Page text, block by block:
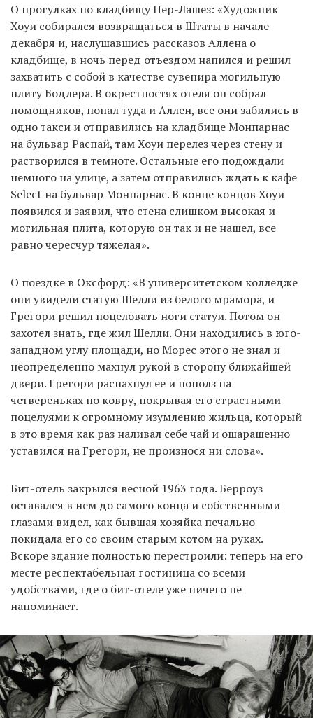
О прогулках по кладбищу Пер-Лашез: «Художник
Хоуи собирался возвращаться в Штаты в начале
декабря и, наслушавшись рассказов Аллена о
кладбище, в ночь перед отъездом напился и решил
захватить с собой в качестве сувенира могильную
плиту Бодлера. В окрестностях отеля он собрал
помощников, попал туда и Аллен, все они забились в
одно такси и отправились на кладбище Монпарнас
на бульвар Распай, там Хоуи перелез через стену и
растворился в темноте. Остальные его подождали
немного на улице, а затем отправились ждать к кафе
Select на бульвар Монпарнас. В конце концов Хоуи
появился и заявил, что стена слишком высокая и
могильная плита, которую он так и не нашел, все
равно чересчур тяжелая».
О поездке в Оксфорд: «В университетском колледже
они увидели статую Шелли из белого мрамора, и
Грегори решил поцеловать ноги статуи. Потом он
захотел знать, где жил Шелли. Они находились в юго-
западном углу площади, но Морес этого не знал и
неопределенно махнул рукой в сторону ближайшей
двери. Грегори распахнул ее и пополз на
четвереньках по ковру, покрывая его страстными
поцелуями к огромному изумлению жильца, который
в это время как раз наливал себе чай и ошарашенно
уставился на Грегори, не произнося ни слова».
Бит-отель закрылся весной 1963 года. Берроуз
оставался в нем до самого конца и собственными
глазами видел, как бывшая хозяйка печально
покидала его со своим старым котом на руках.
Вскоре здание полностью перестроили: теперь на его
месте респектабельная гостиница со всеми
удобствами, где о бит-отеле уже ничего не
напоминает.